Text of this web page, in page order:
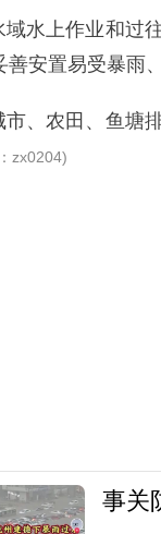
域水上作业和过
善安置易受暴雨
市、农田、鱼塘
：zx0204)
事关